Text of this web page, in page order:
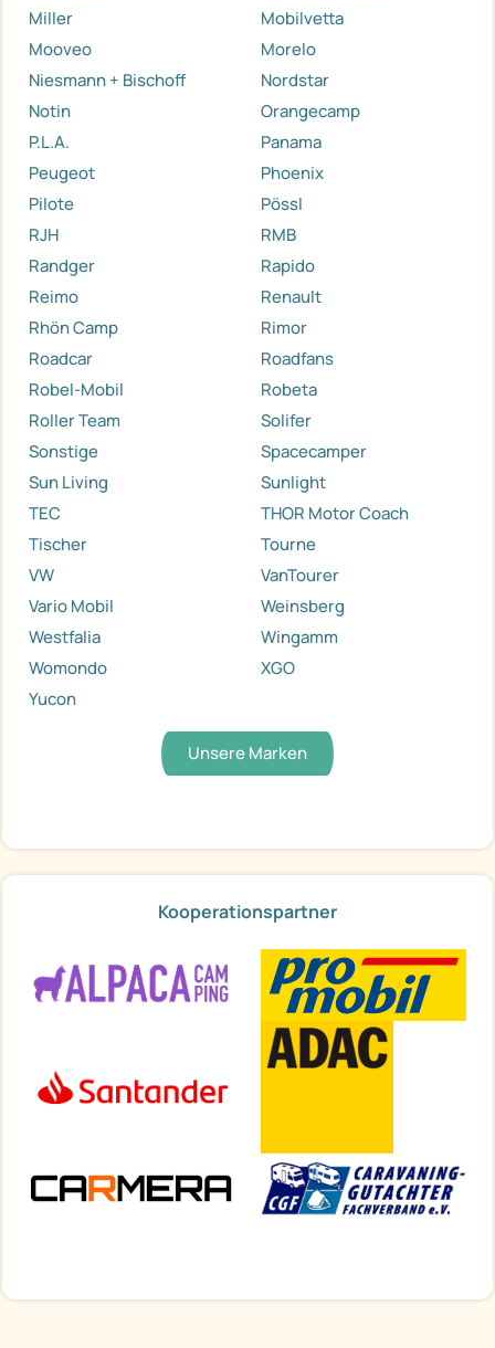
Miller
Mobilvetta
Mooveo
Morelo
Niesmann + Bischoff
Nordstar
Notin
Orangecamp
P.L.A.
Panama
Peugeot
Phoenix
Pilote
Pössl
RJH
RMB
Randger
Rapido
Reimo
Renault
Rhön Camp
Rimor
Roadcar
Roadfans
Robel-Mobil
Robeta
Roller Team
Solifer
Sonstige
Spacecamper
Sun Living
Sunlight
TEC
THOR Motor Coach
Tischer
Tourne
VW
VanTourer
Vario Mobil
Weinsberg
Westfalia
Wingamm
Womondo
XGO
Yucon
Unsere Marken
Kooperationspartner